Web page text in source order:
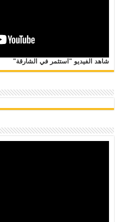
شاهد الفيديو "استثمر في الشارقة"